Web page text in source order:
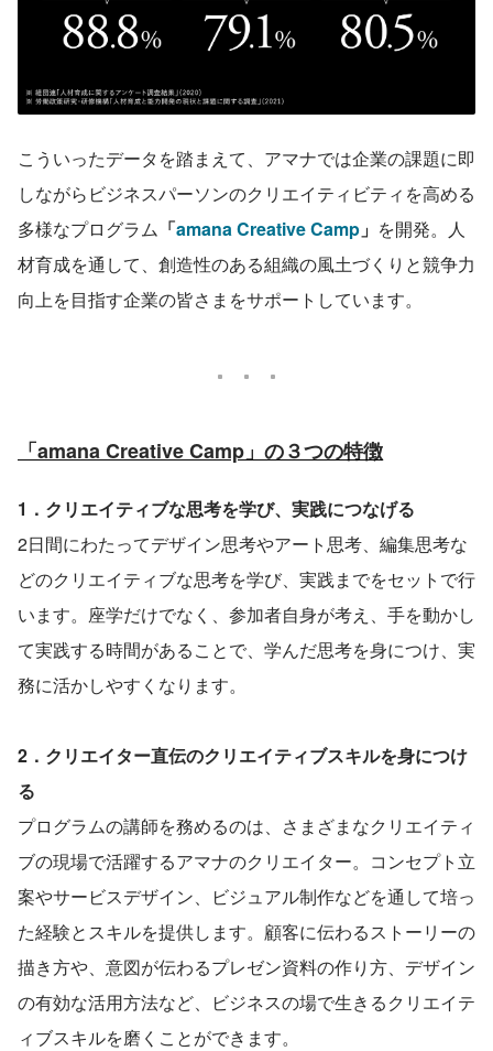
こういったデータを踏まえて、アマナでは企業の課題に即
しながらビジネスパーソンのクリエイティビティを高める
多様なプログラム 「amana Creative Camp 」 を開発。人
材育成を通して、創造性のある組織の風土づくりと競争力
向上を目指す企業の皆さまをサポートしています。
「amana Creative Camp」の３つの特徴
1．クリエイティブな思考を学び、実践につなげる
2日間にわたってデザイン思考やアート思考、編集思考な
どのクリエイティブな思考を学び、実践までをセットで行
います。座学だけでなく、参加者自身が考え、手を動かし
て実践する時間があることで、学んだ思考を身につけ、実
務に活かしやすくなります。
2．クリエイター直伝のクリエイティブスキルを身につけ
る
プログラムの講師を務めるのは、さまざまなクリエイティ
ブの現場で活躍するアマナのクリエイター。コンセプト立
案やサービスデザイン、ビジュアル制作などを通して培っ
た経験とスキルを提供します。顧客に伝わるストーリーの
描き方や、意図が伝わるプレゼン資料の作り方、デザイン
の有効な活用方法など、ビジネスの場で生きるクリエイテ
ィブスキルを磨くことができます。